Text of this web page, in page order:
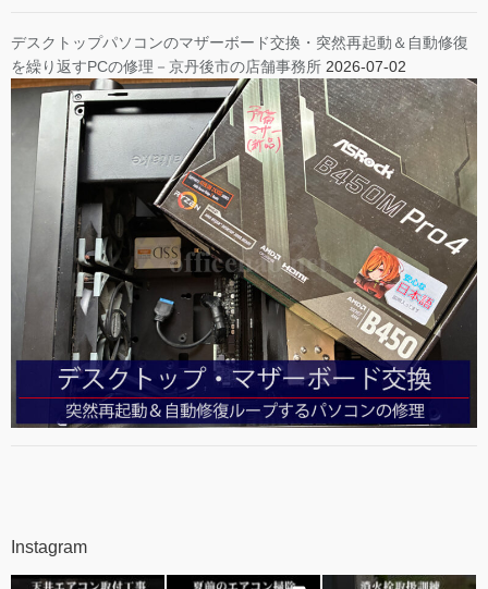
デスクトップパソコンのマザーボード交換・突然再起動＆自動修復
を繰り返すPCの修理－京丹後市の店舗事務所 2026-07-02
Instagram